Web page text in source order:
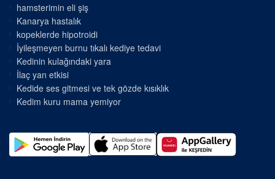
hamsterimin eli şiş
Kanarya hastalık
kopeklerde hipotroidi
İyileşmeyen burnu tıkalı kediye tedavi
Kedinin kulağındaki yara
İlaç yan etkisi
Kedide ses gitmesi ve tek gözde kısıklık
Kedim kuru mama yemiyor